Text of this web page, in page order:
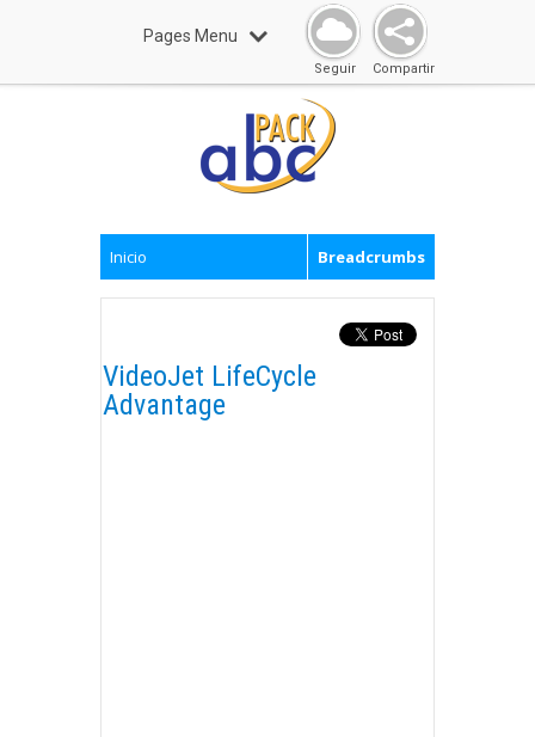
Pages Menu
Compartir
Seguir
Inicio Breadcrumbs
VideoJet LifeCycle
Advantage